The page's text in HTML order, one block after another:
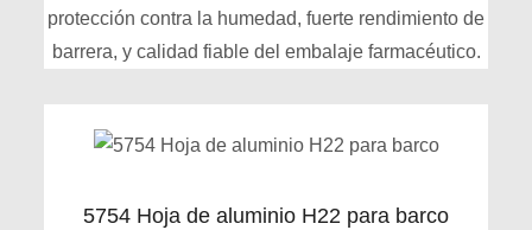
protección contra la humedad, fuerte rendimiento de
barrera, y calidad fiable del embalaje farmacéutico.
5754 Hoja de aluminio H22 para barco